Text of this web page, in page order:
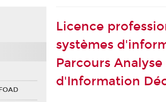
Licence
systèmes
Parcours
d'Information